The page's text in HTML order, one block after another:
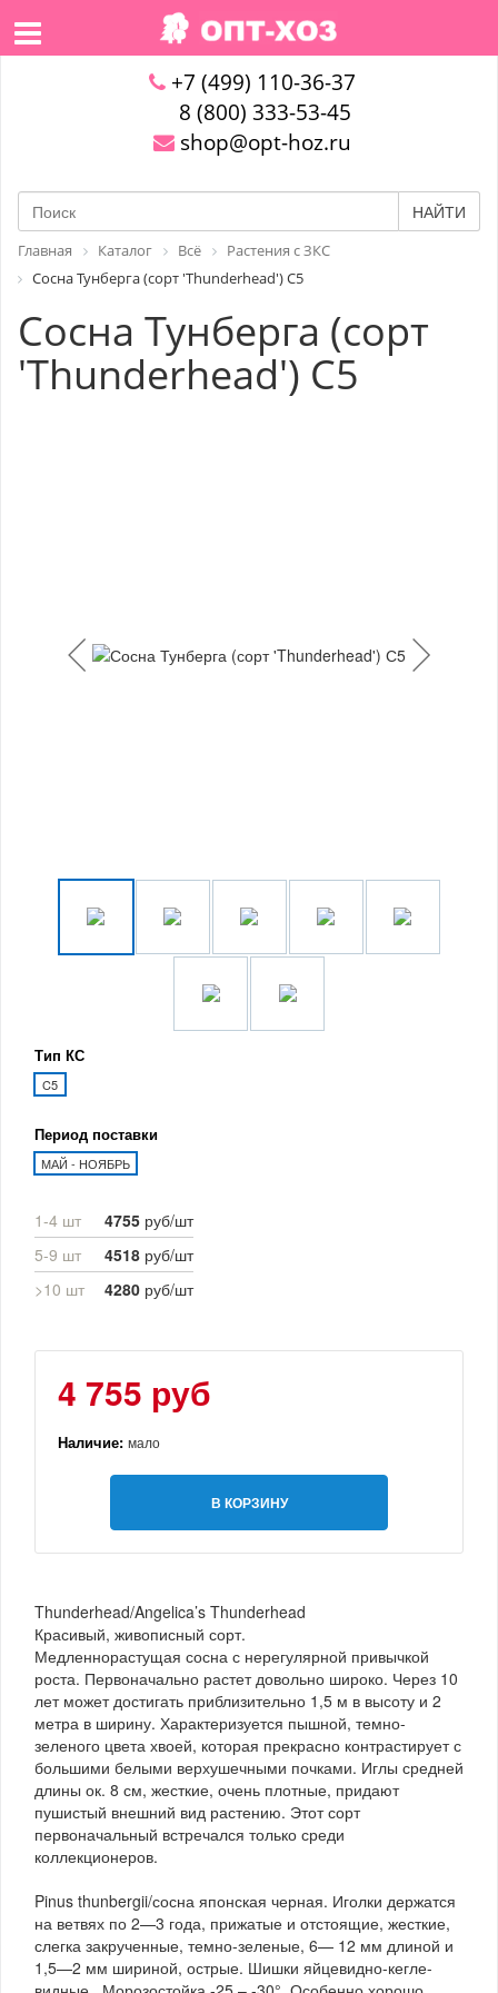
+7 (499) 110-36-37
8 (800) 333-53-45
shop@opt-hoz.ru
НАЙТИ
Главная Каталог Всё
Растения с ЗКС
Сосна Тунберга (сорт 'Thunderhead') С5
Сосна Тунберга (сорт
'Thunderhead') С5
Тип КС
C5
Период поставки
МАЙ - НОЯБРЬ
1-4 шт 4755 руб/шт
5-9 шт
4518 руб/шт
>10 шт
4280 руб/шт
4 755 руб
Наличие: мало
В КОРЗИНУ
Thunderhead/Angelica’s Thunderhead
Красивый, живописный сорт.
Медленнорастущая сосна с нерегулярной привычкой
роста. Первоначально растет довольно широко. Через 10
лет может достигать приблизительно 1,5 м в высоту и 2
метра в ширину. Характеризуется пышной, темно-
зеленого цвета хвоей, которая прекрасно контрастирует с
большими белыми верхушечными почками. Иглы средней
длины ок. 8 см, жесткие, очень плотные, придают
пушистый внешний вид растению. Этот сорт
первоначальный встречался только среди
коллекционеров.
Pinus thunbergii/сосна японская черная. Иголки держатся
на ветвях по 2—3 года, прижатые и отстоящие, жесткие,
слегка закрученные, темно-зеленые, 6— 12 мм длиной и
1,5—2 мм шириной, острые. Шишки яйцевидно-кегле-